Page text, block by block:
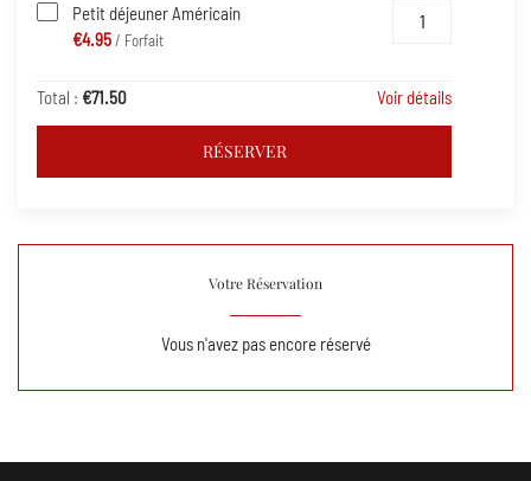
Petit déjeuner Américain
€4.95/ Forfait
Total : €71.50 Voir détails
RÉSERVER
Votre Réservation
Vous n'avez pas encore réservé